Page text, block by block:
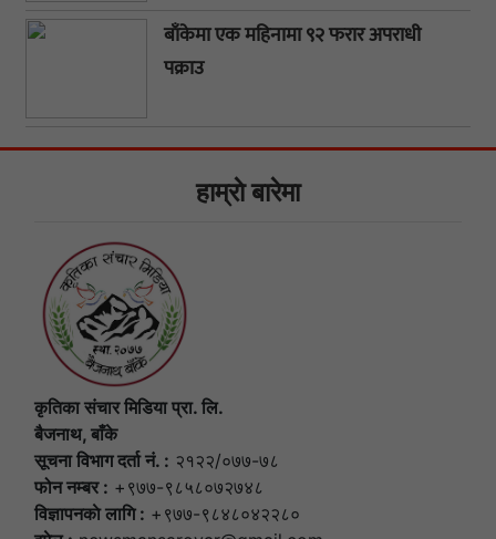
बाँकेमा एक महिनामा ९२ फरार अपराधी
पक्राउ
हाम्राे बारेमा
कृतिका संचार मिडिया प्रा. लि.
बैजनाथ, बाँके
सूचना विभाग दर्ता नं. : २१२२/०७७-७८
फोन नम्बर : +९७७-९८५८०७२७४८
विज्ञापनकाे लागि : +९७७-९८४८०४२२८०